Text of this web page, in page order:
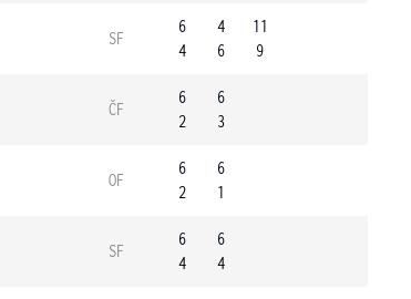
SF
6
4
4
6
11
9
ČF
6
2
6
3
OF
6
2
6
1
SF
6
4
6
4